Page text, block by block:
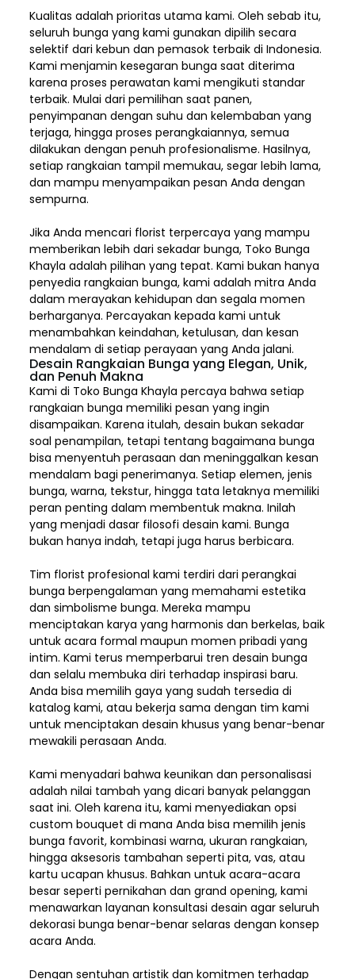
Kualitas adalah prioritas utama kami. Oleh sebab itu,
seluruh bunga yang kami gunakan dipilih secara
selektif dari kebun dan pemasok terbaik di Indonesia.
Kami menjamin kesegaran bunga saat diterima
karena proses perawatan kami mengikuti standar
terbaik. Mulai dari pemilihan saat panen,
penyimpanan dengan suhu dan kelembaban yang
terjaga, hingga proses perangkaiannya, semua
dilakukan dengan penuh profesionalisme. Hasilnya,
setiap rangkaian tampil memukau, segar lebih lama,
dan mampu menyampaikan pesan Anda dengan
sempurna.
Jika Anda mencari florist terpercaya yang mampu
memberikan lebih dari sekadar bunga, Toko Bunga
Khayla adalah pilihan yang tepat. Kami bukan hanya
penyedia rangkaian bunga, kami adalah mitra Anda
dalam merayakan kehidupan dan segala momen
berharganya. Percayakan kepada kami untuk
menambahkan keindahan, ketulusan, dan kesan
mendalam di setiap perayaan yang Anda jalani.
Desain Rangkaian Bunga yang Elegan, Unik,
dan Penuh Makna
Kami di Toko Bunga Khayla percaya bahwa setiap
rangkaian bunga memiliki pesan yang ingin
disampaikan. Karena itulah, desain bukan sekadar
soal penampilan, tetapi tentang bagaimana bunga
bisa menyentuh perasaan dan meninggalkan kesan
mendalam bagi penerimanya. Setiap elemen, jenis
bunga, warna, tekstur, hingga tata letaknya memiliki
peran penting dalam membentuk makna. Inilah
yang menjadi dasar filosofi desain kami. Bunga
bukan hanya indah, tetapi juga harus berbicara.
Tim florist profesional kami terdiri dari perangkai
bunga berpengalaman yang memahami estetika
dan simbolisme bunga. Mereka mampu
menciptakan karya yang harmonis dan berkelas, baik
untuk acara formal maupun momen pribadi yang
intim. Kami terus memperbarui tren desain bunga
dan selalu membuka diri terhadap inspirasi baru.
Anda bisa memilih gaya yang sudah tersedia di
katalog kami, atau bekerja sama dengan tim kami
untuk menciptakan desain khusus yang benar-benar
mewakili perasaan Anda.
Kami menyadari bahwa keunikan dan personalisasi
adalah nilai tambah yang dicari banyak pelanggan
saat ini. Oleh karena itu, kami menyediakan opsi
custom bouquet di mana Anda bisa memilih jenis
bunga favorit, kombinasi warna, ukuran rangkaian,
hingga aksesoris tambahan seperti pita, vas, atau
kartu ucapan khusus. Bahkan untuk acara-acara
besar seperti pernikahan dan grand opening, kami
menawarkan layanan konsultasi desain agar seluruh
dekorasi bunga benar-benar selaras dengan konsep
acara Anda.
Dengan sentuhan artistik dan komitmen terhadap